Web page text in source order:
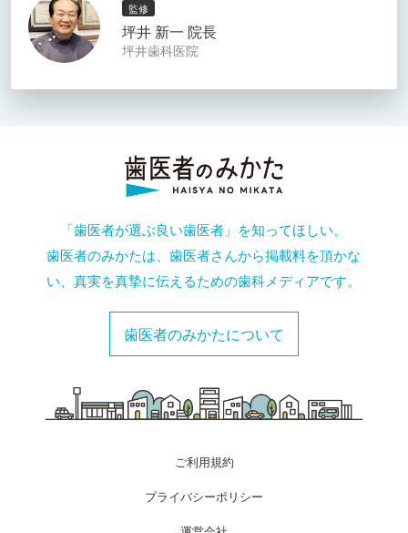
監修
坪井 新一 院長
坪井歯科医院
「歯医者が選ぶ良い歯医者」を知ってほしい。
歯医者のみかたは、歯医者さんから掲載料を頂かな
い、真実を真摯に伝えるための歯科メディアです。
歯医者のみかたについて
ご利用規約
プライバシーポリシー